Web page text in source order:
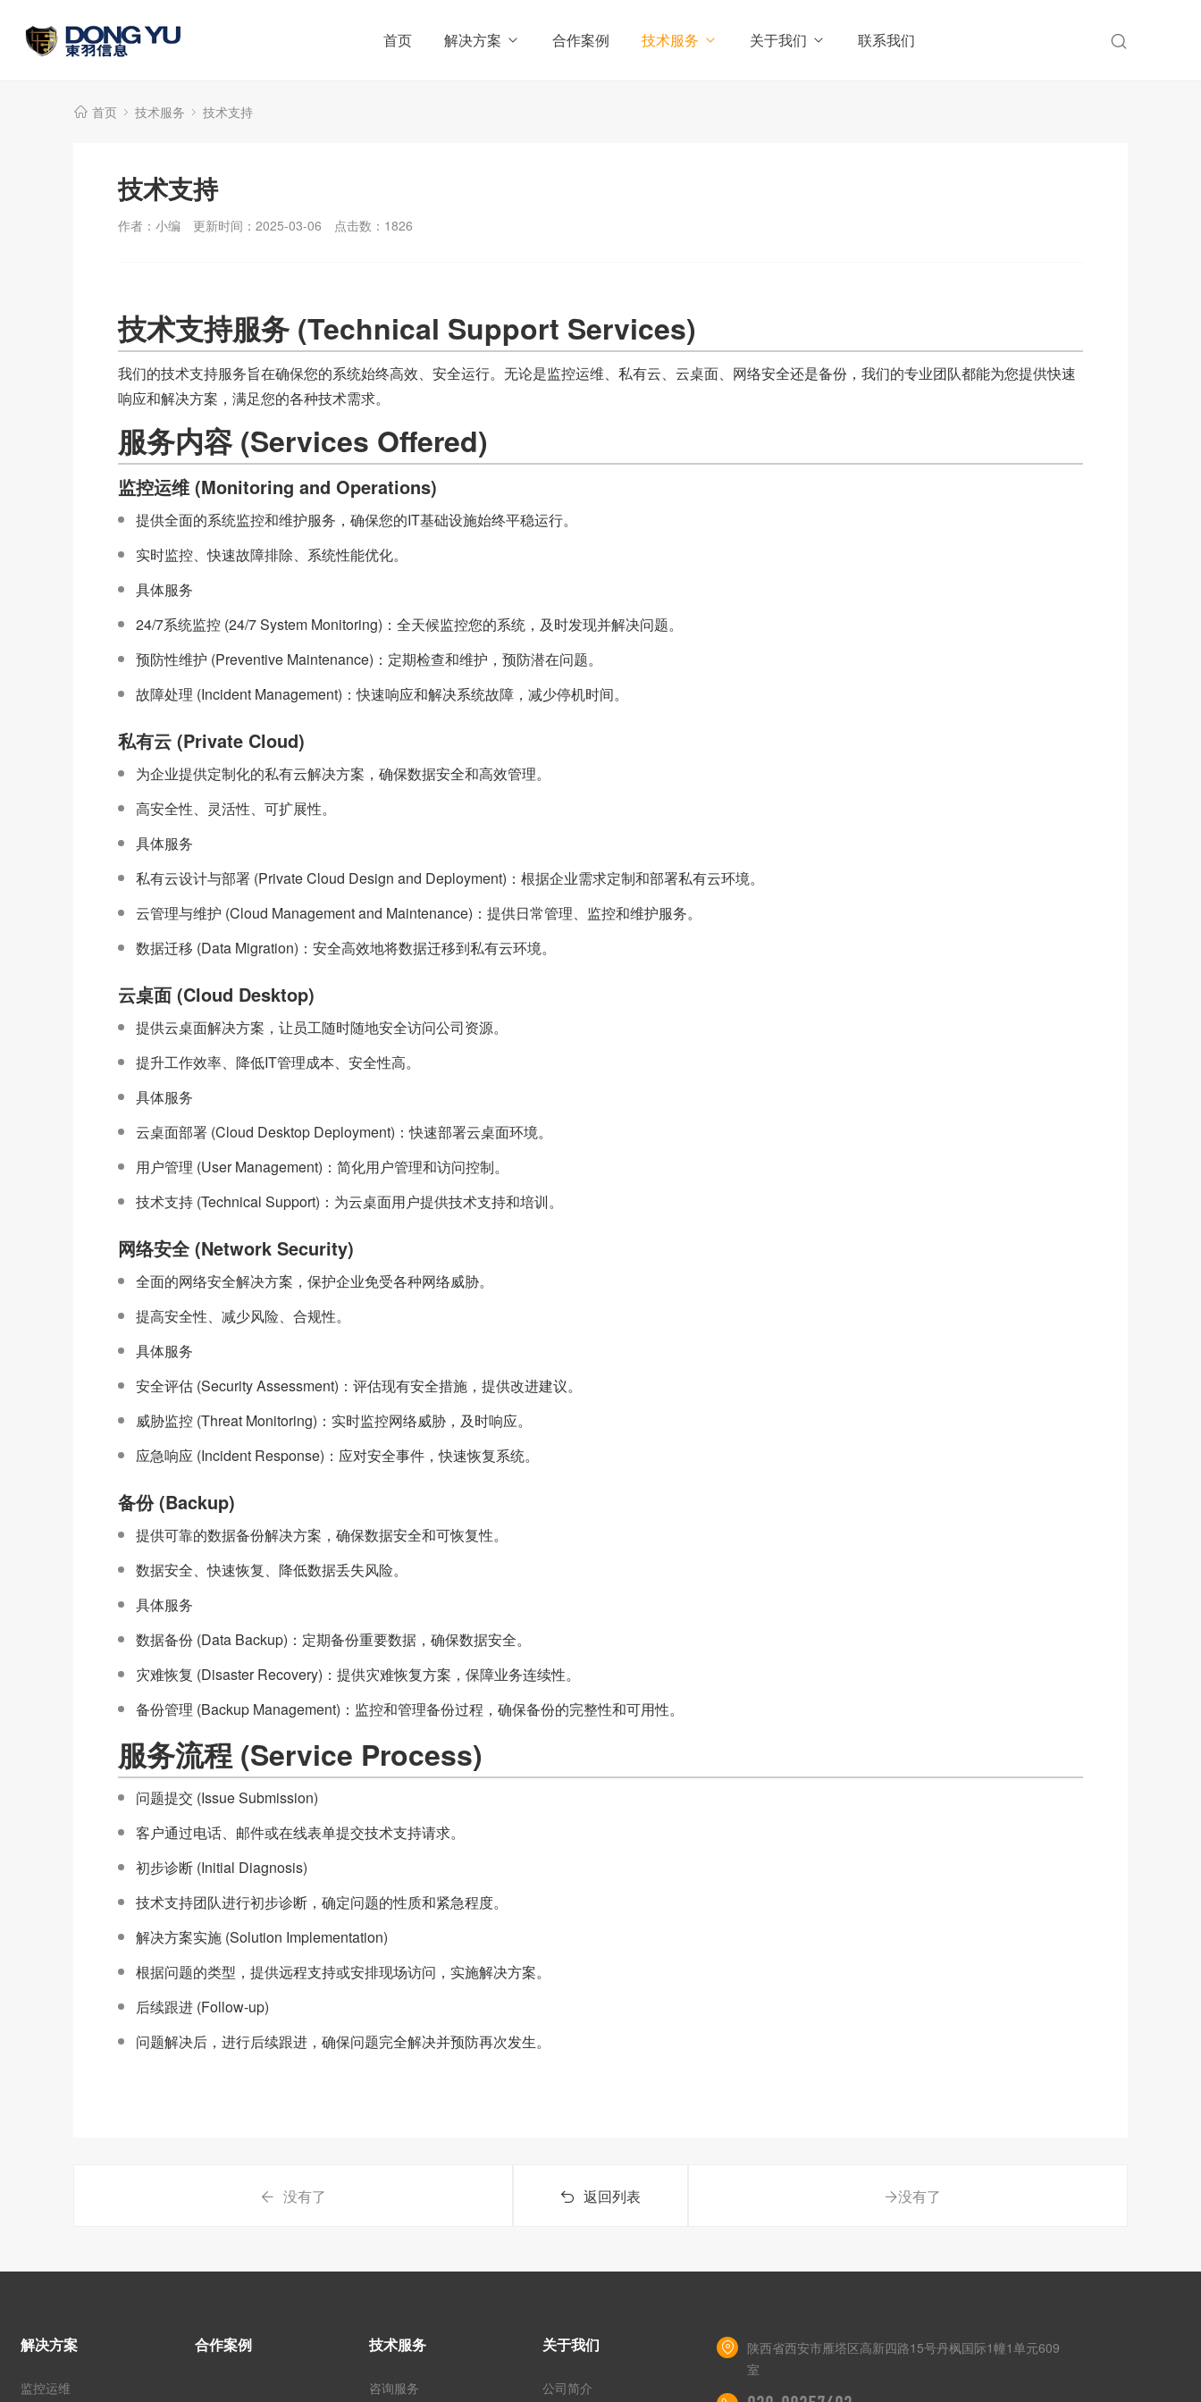
首页 解决方案 合作案例 技术服务 关于我们 联系我们
首页 技术服务 技术支持
技术支持
作者：小编 更新时间：2025-03-06 点击数： 1826
技术支持服务 (Technical Support Services)
我们的技术支持服务旨在确保您的系统始终高效、安全运行。无论是监控运维、私有云、云桌面、网络安全还是备份，我们的专业团队都能为您提供快速
响应和解决方案，满足您的各种技术需求。
服务内容 (Services Offered)
监控运维 (Monitoring and Operations)
提供全面的系统监控和维护服务，确保您的IT基础设施始终平稳运行。
实时监控、快速故障排除、系统性能优化。
具体服务
24/7系统监控 (24/7 System Monitoring)：全天候监控您的系统，及时发现并解决问题。
预防性维护 (Preventive Maintenance)：定期检查和维护，预防潜在问题。
故障处理 (Incident Management)：快速响应和解决系统故障，减少停机时间。
私有云 (Private Cloud)
为企业提供定制化的私有云解决方案，确保数据安全和高效管理。
高安全性、灵活性、可扩展性。
具体服务
私有云设计与部署 (Private Cloud Design and Deployment)：根据企业需求定制和部署私有云环境。
云管理与维护 (Cloud Management and Maintenance)：提供日常管理、监控和维护服务。
数据迁移 (Data Migration)：安全高效地将数据迁移到私有云环境。
云桌面 (Cloud Desktop)
提供云桌面解决方案，让员工随时随地安全访问公司资源。
提升工作效率、降低IT管理成本、安全性高。
具体服务
云桌面部署 (Cloud Desktop Deployment)：快速部署云桌面环境。
用户管理 (User Management)：简化用户管理和访问控制。
技术支持 (Technical Support)：为云桌面用户提供技术支持和培训。
网络安全 (Network Security)
全面的网络安全解决方案，保护企业免受各种网络威胁。
提高安全性、减少风险、合规性。
具体服务
安全评估 (Security Assessment)：评估现有安全措施，提供改进建议。
威胁监控 (Threat Monitoring)：实时监控网络威胁，及时响应。
应急响应 (Incident Response)：应对安全事件，快速恢复系统。
备份 (Backup)
提供可靠的数据备份解决方案，确保数据安全和可恢复性。
数据安全、快速恢复、降低数据丢失风险。
具体服务
数据备份 (Data Backup)：定期备份重要数据，确保数据安全。
灾难恢复 (Disaster Recovery)：提供灾难恢复方案，保障业务连续性。
备份管理 (Backup Management)：监控和管理备份过程，确保备份的完整性和可用性。
服务流程 (Service Process)
问题提交 (Issue Submission)
客户通过电话、邮件或在线表单提交技术支持请求。
初步诊断 (Initial Diagnosis)
技术支持团队进行初步诊断，确定问题的性质和紧急程度。
解决方案实施 (Solution Implementation)
根据问题的类型，提供远程支持或安排现场访问，实施解决方案。
后续跟进 (Follow-up)
问题解决后，进行后续跟进，确保问题完全解决并预防再次发生。
没有了 返回列表 没有了
解决方案
监控运维
合作案例 技术服务
咨询服务
关于我们
公司简介
陕西省西安市雁塔区高新四路15号丹枫国际1幢1单元609
室